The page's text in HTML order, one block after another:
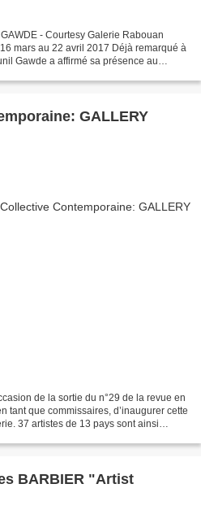
- Courtesy Galerie Rabouan
mars au 22 avril 2017 Déjà remarqué à
Gawde a affirmé sa présence au
GALLERY
de la sortie du n°29 de la revue en
tant que commissaires, d’inaugurer cette
37 artistes de 13 pays sont ainsi
BARBIER "Artist